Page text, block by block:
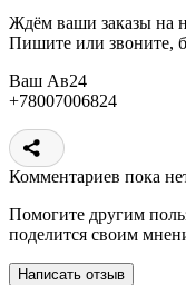
Ждём ваши заказы на
Пишите или звоните,
Ваш Ав24
+78007006824
Комментариев пока
Помогите другим
поделится своим
Написать отзыв